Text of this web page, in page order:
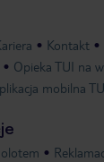
Kontakt
Opieka TUI na
mobilna